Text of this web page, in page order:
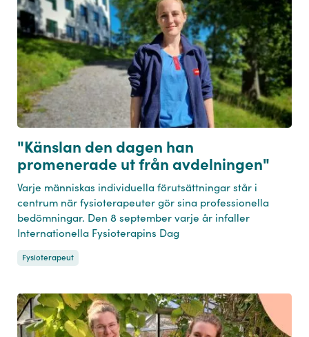
"Känslan den dagen han
promenerade ut från avdelningen"
Varje människas individuella förutsättningar står i
centrum när fysioterapeuter gör sina professionella
bedömningar. Den 8 september varje år infaller
Internationella Fysioterapins Dag
Fysioterapeut